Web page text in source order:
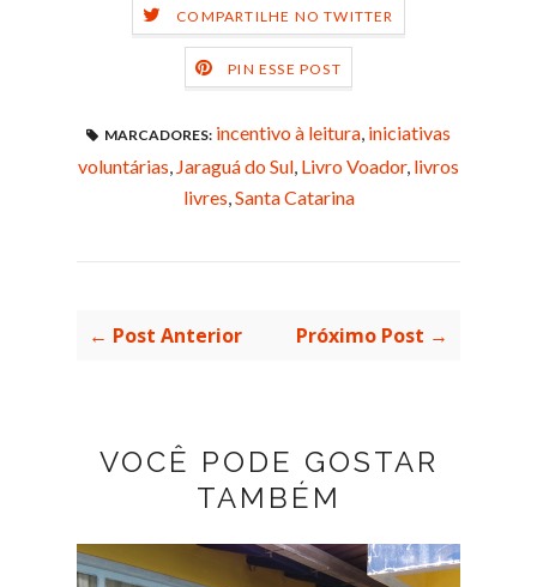
COMPARTILHE NO TWITTER
PIN ESSE POST
MARCADORES: incentivo à leitura, iniciativas
voluntárias, Jaraguá do Sul, Livro Voador, livros
livres,Santa Catarina
← Post Anterior Próximo Post →
VOCÊ PODE GOSTAR
TAMBÉM